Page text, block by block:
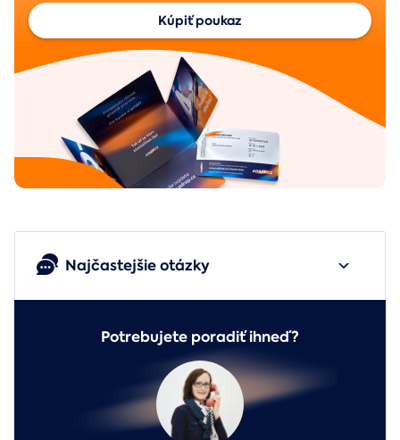
Kúpiť poukaz
Najčastejšie otázky
Potrebujete poradiť ihneď?